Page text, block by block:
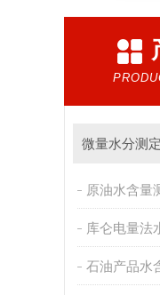
微量水分测
原油水含量
库仑电量法
石油产品水